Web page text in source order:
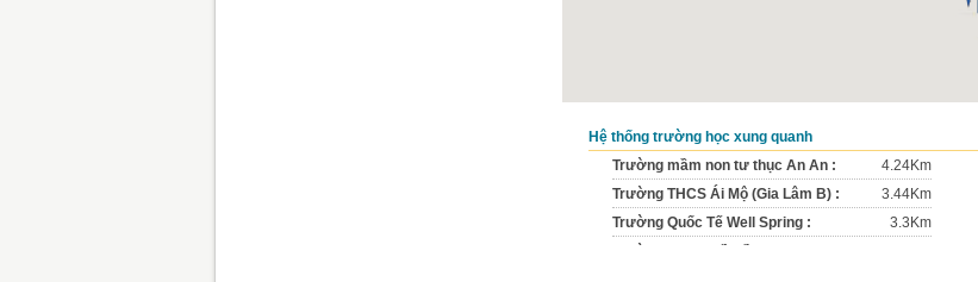
Hệ thống trường học xung quanh
Trường mầm non tư thục An An :
4.24Km
Trường THCS Ái Mộ (Gia Lâm B) :
3.44Km
Trường Quốc Tế Well Spring :
3.3Km